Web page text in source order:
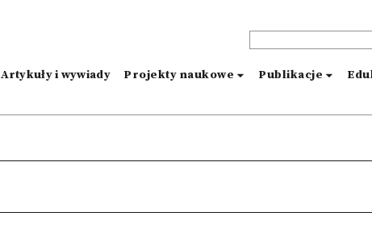
Artykuły i wywiady Projekty naukowe Publikacje